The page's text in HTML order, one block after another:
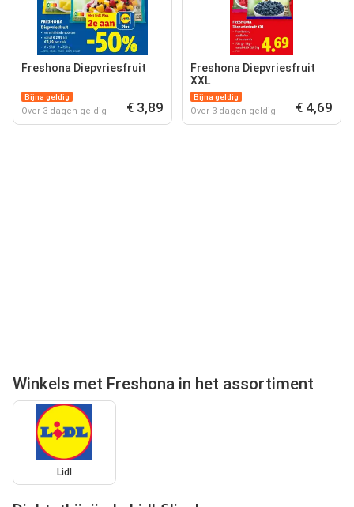
Freshona Diepvriesfruit
Bijna geldig
Over 3 dagen geldig € 3,89
Freshona Diepvriesfruit
XXL
Bijna geldig
Over 3 dagen geldig € 4,69
Winkels met Freshona in het assortiment
Lidl